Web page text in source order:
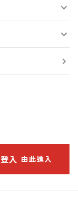
登入 由此進入